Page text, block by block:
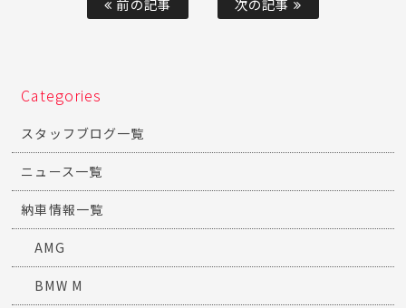
前の記事 次の記事
Categories
スタッフブログ一覧
ニュース一覧
納車情報一覧
AMG
BMW M